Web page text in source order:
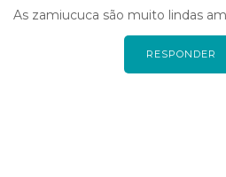
As zamiucuca são muito lindas
RESPONDER